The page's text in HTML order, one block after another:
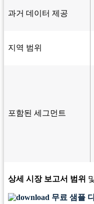
과거 데이터 제공
지역 범위
포함된 세그먼트
상세 시장 보고서 범위
무료 샘플